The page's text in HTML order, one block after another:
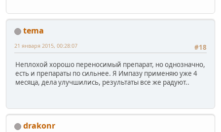
tema
#18
21 января 2015, 00:28:07
Неплохой хорошо переносимый препарат, но однозначно,
есть и препараты по сильнее. Я Импазу применяю уже 4
месяца, дела улучшились, результаты все же радуют..
drakonr